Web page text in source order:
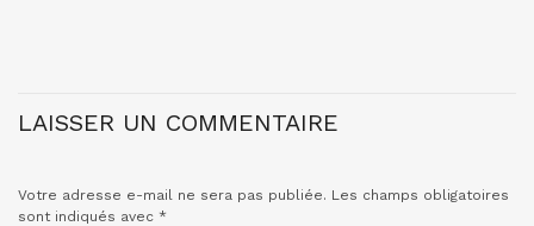
LAISSER UN COMMENTAIRE
Votre adresse e-mail ne sera pas publiée. Les champs obligatoires
sont indiqués avec *